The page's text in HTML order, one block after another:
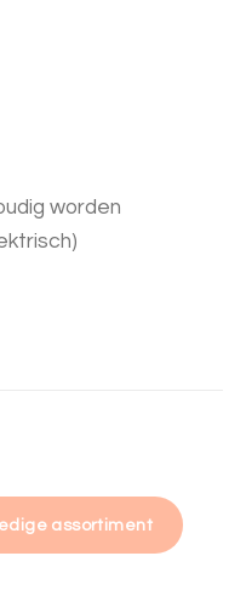
worden
assortiment